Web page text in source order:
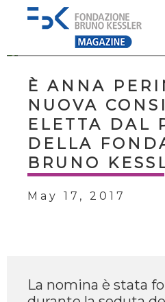
È ANNA
NUOVA
ELETTA DAL
DELLA
BRUNO
May 17, 2017
La nomina è stata